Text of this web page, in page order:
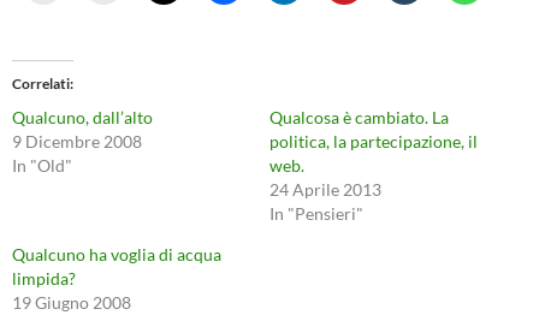
Correlati
Qualcuno, dall’alto
9 Dicembre 2008
In "Old"
Qualcosa è cambiato. La
politica, la partecipazione, il
web.
24 Aprile 2013
In "Pensieri"
Qualcuno ha voglia di acqua
limpida?
19 Giugno 2008